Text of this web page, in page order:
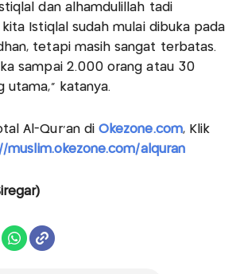
dan alhamdulillah tadi
Istiqlal sudah mulai dibuka pada
tetapi masih sangat terbatas.
sampai 2.000 orang atau 30
utama," katanya.
Al-Qur'an diOkezone.com, Klik
muslim.okezone.com/alquran